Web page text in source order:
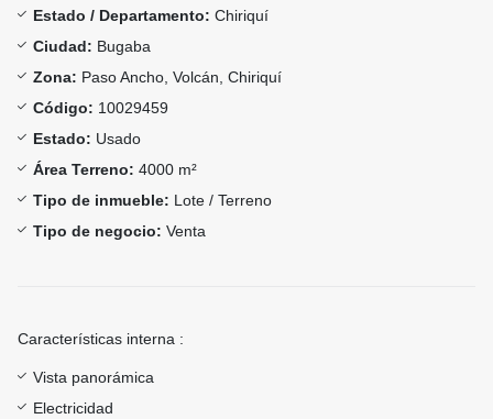
Estado / Departamento: Chiriquí
Ciudad: Bugaba
Zona: Paso Ancho, Volcán, Chiriquí
Código: 10029459
Estado: Usado
Área Terreno: 4000 m²
Tipo de inmueble: Lote / Terreno
Tipo de negocio: Venta
Características interna :
Vista panorámica
Electricidad